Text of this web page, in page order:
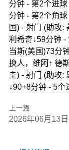
分钟 - 第2个进
分钟 - 第2个角
国) - 射门 (助攻:
利希奇↓59分钟 -
当斯(美国)73分
换人，维阿↑ 德
圭) - 射门 (助攻:
↓90+8分钟 - 5个
上一篇
2026年06月13日加拿大VS波黑